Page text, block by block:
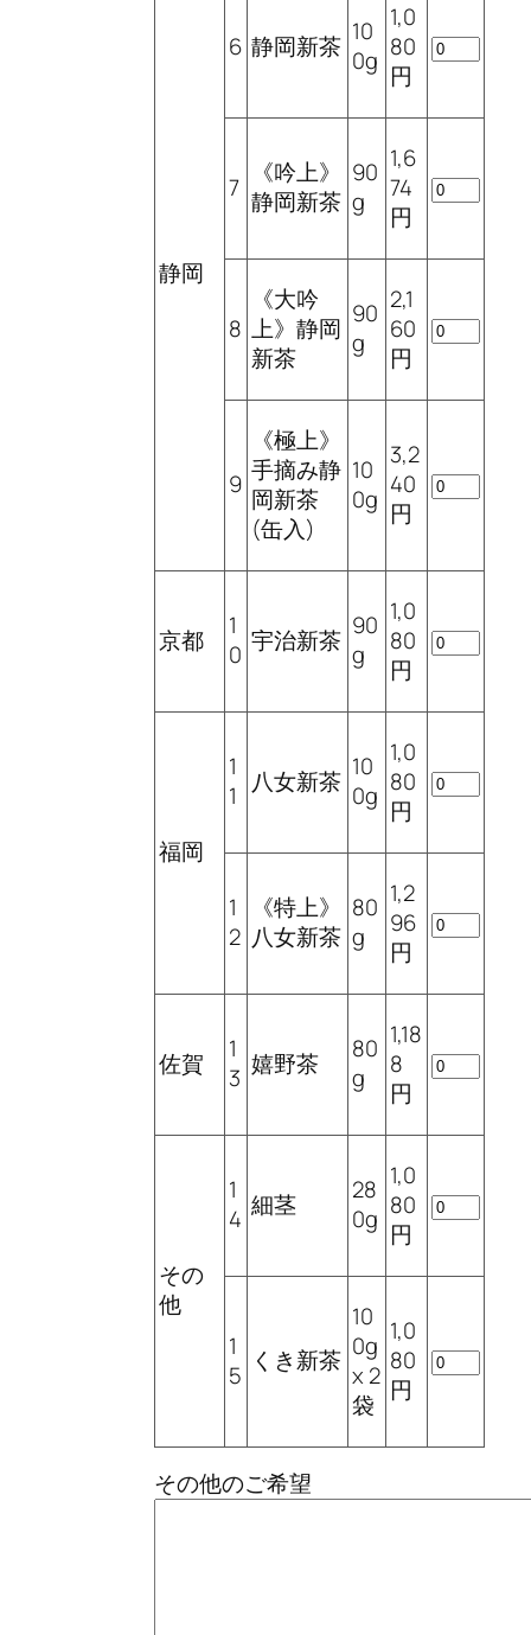
静岡
6 静岡新茶 10
0g
1,0
80
円
7
《吟上》
静岡新茶
90
g
1,6
74
円
8
《大吟
上》静岡
新茶
90
g
2,1
60
円
9
《極上》
手摘み静
岡新茶
(缶入)
10
0g
3,2
40
円
京都
1
0 宇治新茶 90
g
1,0
80
円
福岡
1
1 八女新茶 10
0g
1,0
80
円
1
2
《特上》
八女新茶
80
g
1,2
96
円
佐賀
1
3 嬉野茶
80
g
1,18
8
円
その
他
1
4 細茎
28
0g
1,0
80
円
1
5 くき新茶
10
0g
x 2
袋
1,0
80
円
その他のご希望